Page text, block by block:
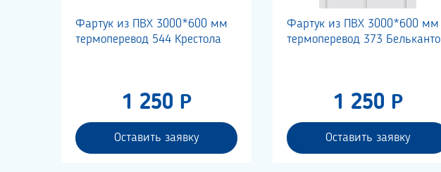
Фартук из ПВХ 3000*600 мм
термоперевод 544 Крестола
1 250 Р
Оставить заявку
Фартук из ПВХ 3000*600 мм
термоперевод 373 Бельканто
1 250 Р
Оставить заявку